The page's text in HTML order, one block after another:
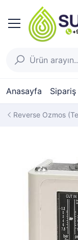
Anasayfa
Reverse Ozmos